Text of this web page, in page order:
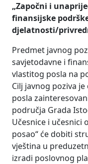
„Započni i
finansijske
djelatnosti/
Predmet javnog
savjetodavne i
vlastitog posla na
Cilj javnog poziva
posla
područja Grada
Učesnice i učesnici
posao“ će dobiti
vještina u
izradi poslovnog